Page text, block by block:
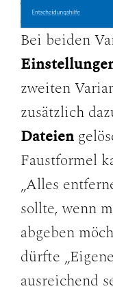
Bei beiden
zweiten
zusätzlich
Dateien
Faustformel
„Alles
sollte, wenn
abgeben
dürfte
ausreichend